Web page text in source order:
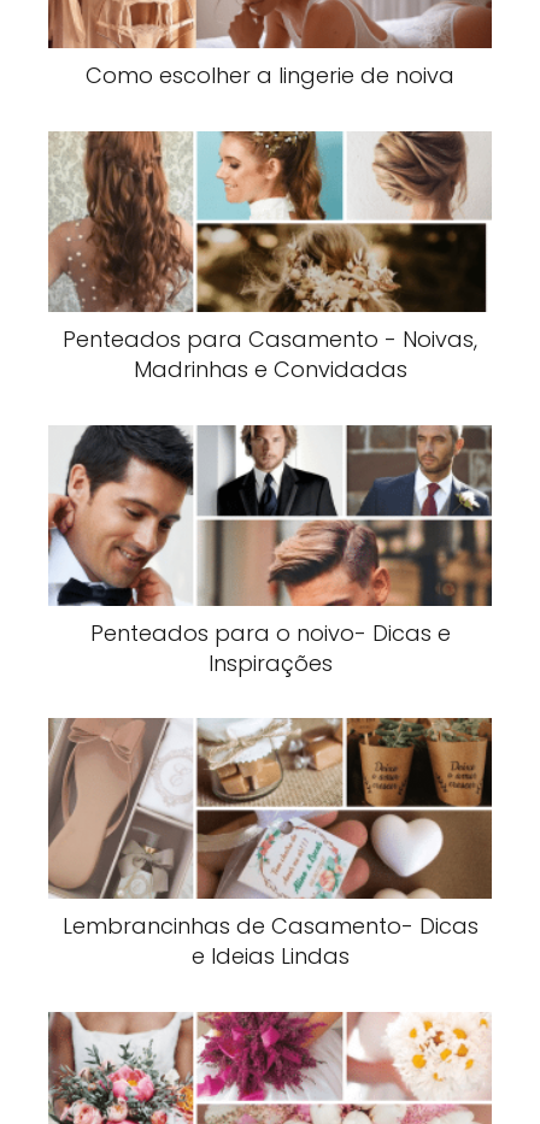
Como escolher a lingerie de noiva
Penteados para Casamento - Noivas,
Madrinhas e Convidadas
Penteados para o noivo- Dicas e
Inspirações
Lembrancinhas de Casamento- Dicas
e Ideias Lindas